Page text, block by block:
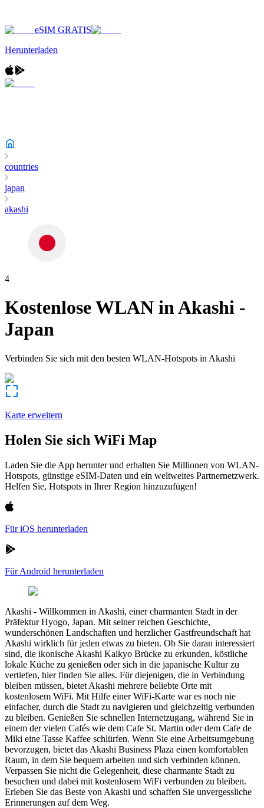
eSIM GRATIS
Herunterladen
countries
japan
akashi
4
Kostenlose WLAN inAkashi -
Japan
Verbinden Sie sich mit den besten WLAN-Hotspots in Akashi
Karte erweitern
Holen Sie sich WiFi Map
Laden Sie die App herunter und erhalten Sie Millionen von WLAN-
Hotspots, günstige eSIM-Daten und ein weltweites Partnernetzwerk.
Helfen Sie, Hotspots in Ihrer Region hinzuzufügen!
Für iOS herunterladen
Für Android herunterladen
Akashi - Willkommen in Akashi, einer charmanten Stadt in der
Präfektur Hyogo, Japan. Mit seiner reichen Geschichte,
wunderschönen Landschaften und herzlicher Gastfreundschaft hat
Akashi wirklich für jeden etwas zu bieten. Ob Sie daran interessiert
sind, die ikonische Akashi Kaikyo Brücke zu erkunden, köstliche
lokale Küche zu genießen oder sich in die japanische Kultur zu
vertiefen, hier finden Sie alles. Für diejenigen, die in Verbindung
bleiben müssen, bietet Akashi mehrere beliebte Orte mit
kostenlosem WiFi. Mit Hilfe einer WiFi-Karte war es noch nie
einfacher, durch die Stadt zu navigieren und gleichzeitig verbunden
zu bleiben. Genießen Sie schnellen Internetzugang, während Sie in
einem der vielen Cafés wie dem Cafe St. Martin oder dem Cafe de
Miki eine Tasse Kaffee schlürfen. Wenn Sie eine Arbeitsumgebung
bevorzugen, bietet das Akashi Business Plaza einen komfortablen
Raum, in dem Sie bequem arbeiten und sich verbinden können.
Verpassen Sie nicht die Gelegenheit, diese charmante Stadt zu
besuchen und dabei mit kostenlosem WiFi verbunden zu bleiben.
Erleben Sie das Beste von Akashi und schaffen Sie unvergessliche
Erinnerungen auf dem Weg.